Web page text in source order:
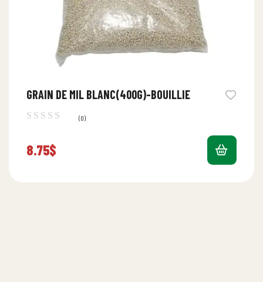
GRAIN DE MIL BLANC(400G)-BOUILLIE
(0)
8.75$